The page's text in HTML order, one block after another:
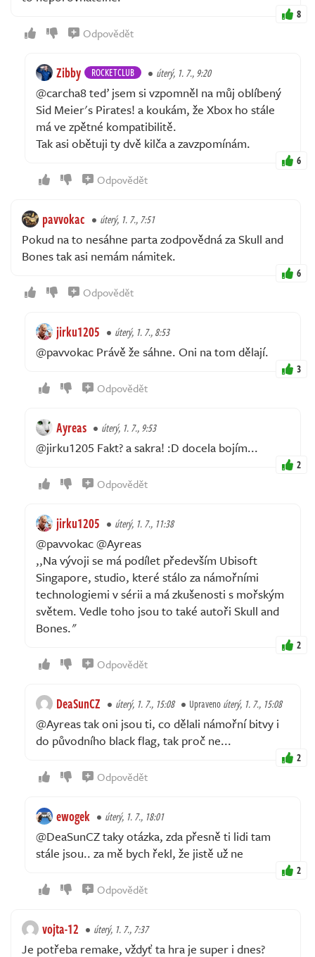
8
Odpovědět
Zibby ROCKETCLUB úterý, 1. 7., 9:20
@carcha8 teď jsem si vzpomněl na můj oblíbený
Sid Meier's Pirates! a koukám, že Xbox ho stále
má ve zpětné kompatibilitě.
Tak asi obětuji ty dvě kilča a zavzpomínám.
6
Odpovědět
pavvokac úterý, 1. 7., 7:51
Pokud na to nesáhne parta zodpovědná za Skull and
Bones tak asi nemám námitek.
6
Odpovědět
jirku1205 úterý, 1. 7., 8:53
@pavvokac Právě že sáhne. Oni na tom dělají.
3
Odpovědět
Ayreas úterý, 1. 7., 9:53
@jirku1205 Fakt? a sakra! :D docela bojím...
2
Odpovědět
jirku1205 úterý, 1. 7., 11:38
@pavvokac @Ayreas
,,Na vývoji se má podílet především Ubisoft
Singapore, studio, které stálo za námořními
technologiemi v sérii a má zkušenosti s mořským
světem. Vedle toho jsou to také autoři Skull and
Bones."
2
Odpovědět
DeaSunCZ úterý, 1. 7., 15:08 Upravenoúterý, 1. 7., 15:08
@Ayreas tak oni jsou ti, co dělali námořní bitvy i
do původního black flag, tak proč ne...
2
Odpovědět
ewogek úterý, 1. 7., 18:01
@DeaSunCZ taky otázka, zda přesně ti lidi tam
stále jsou.. za mě bych řekl, že jistě už ne
2
Odpovědět
vojta-12 úterý, 1. 7., 7:37
Je potřeba remake, vždyť ta hra je super i dnes?